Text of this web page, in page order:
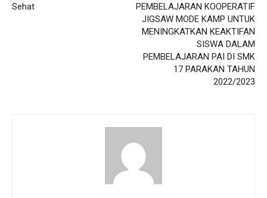
Sehat
PEMBELAJARAN KOOPERATIF
JIGSAW MODE KAMP UNTUK
MENINGKATKAN KEAKTIFAN
SISWA DALAM
PEMBELAJARAN PAI DI SMK
17 PARAKAN TAHUN
2022/2023